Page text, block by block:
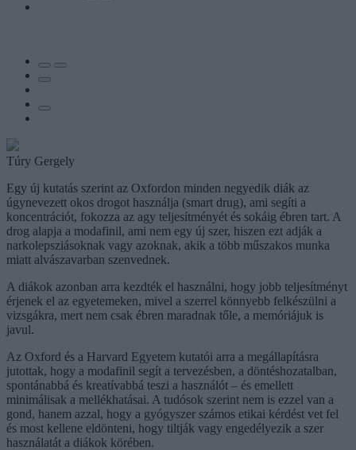
Túry Gergely
Egy új kutatás szerint az Oxfordon minden negyedik diák az
úgynevezett okos drogot használja (smart drug), ami segíti a
koncentrációt, fokozza az agy teljesítményét és sokáig ébren tart. A
drog alapja a modafinil, ami nem egy új szer, hiszen ezt adják a
narkolepsziásoknak vagy azoknak, akik a több műszakos munka
miatt alvászavarban szenvednek.
A diákok azonban arra kezdték el használni, hogy jobb teljesítményt
érjenek el az egyetemeken, mivel a szerrel könnyebb felkészülni a
vizsgákra, mert nem csak ébren maradnak tőle, a memóriájuk is
javul.
Az Oxford és a Harvard Egyetem kutatói arra a megállapításra
jutottak, hogy a modafinil segít a tervezésben, a döntéshozatalban,
spontánabbá és kreatívabbá teszi a használót – és emellett
minimálisak a mellékhatásai. A tudósok szerint nem is ezzel van a
gond, hanem azzal, hogy a gyógyszer számos etikai kérdést vet fel
és most kellene eldönteni, hogy tiltják vagy engedélyezik a szer
használatát a diákok körében.